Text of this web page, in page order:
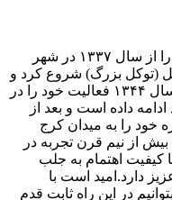
آقای محسن توکل حرفه ساعت سازی را از سال ۱۳۳۷ در شهر
(توکل بزرگ) شروع کرد و
پس از سالها کسب تجربه و مهارت در سال ۱۳۴۴ فعالیت خود را در
داده است و بعد از
را به میدان کرج
بیش از نیم قرن تجربه در
اهتمام به جلب
دارد.امید است با
در این راه ثابت قدم